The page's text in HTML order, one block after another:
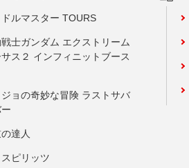
ルマスター TOURS
士ガンダム エクストリーム
ス２ インフィニットブース
ョの奇妙な冒険 ラストサバ
達人
ピリッツ